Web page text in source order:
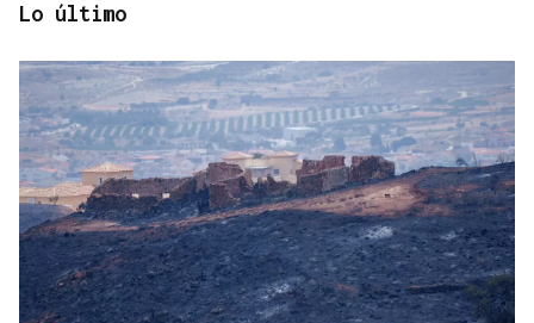
HELICOPTERO MEDICALIZADO
Un motorista en estado grave tras una colisión en
Velle
Lo último